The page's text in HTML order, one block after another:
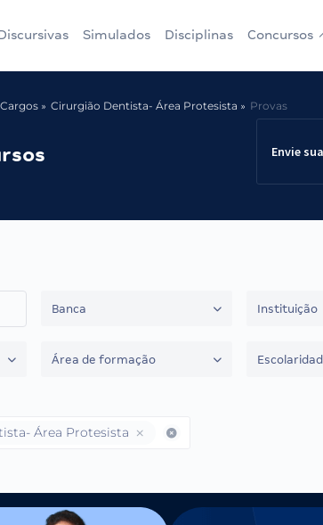
Simulados Disciplinas Concursos
Cargos Cirurgião Dentista- Área Protesista Provas
Envie
Banca Instituição
Área de formação
Área Protesista